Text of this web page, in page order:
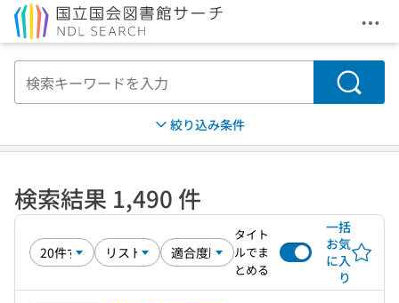
メ
検索
絞り込み条件
検索結果 1,490 件
タイト
ルでま
とめる
一括
お気
に入
り